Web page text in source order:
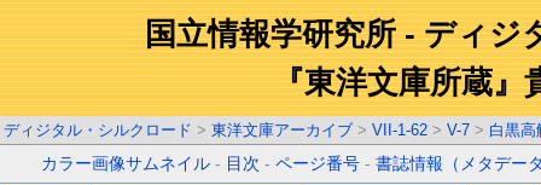
国立情報学研究所 - ディジ
『東洋文庫所蔵』
ディジタル・シルクロード > 東洋文庫アーカイブ > VII-1-62 > V-7 > 白黒高
カラー画像サムネイル - 目次 -ページ番号 -書誌情報（メタデー